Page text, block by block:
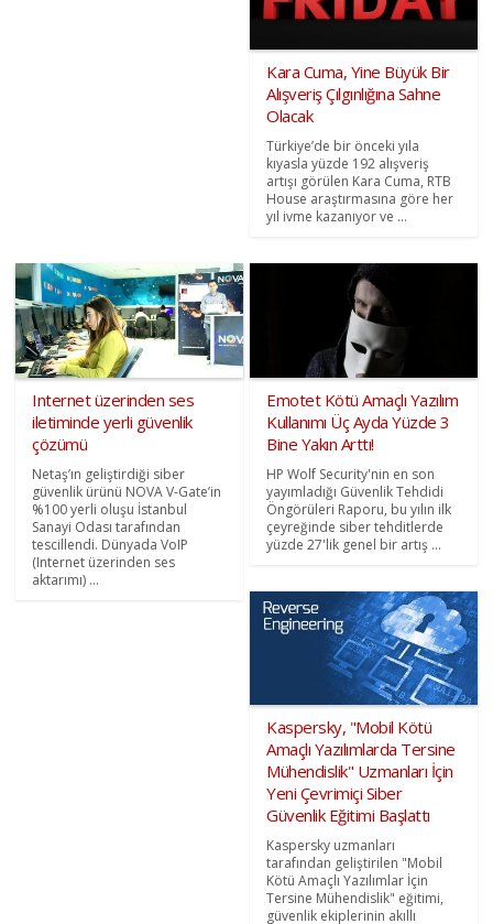
Kara Cuma, Yine Büyük Bir
Alışveriş Çılgınlığına Sahne
Olacak
Türkiye’de bir önceki yıla
kıyasla yüzde 192 alışveriş
artışı görülen Kara Cuma, RTB
House araştırmasına göre her
yıl ivme kazanıyor ve ...
Internet üzerinden ses
iletiminde yerli güvenlik
çözümü
Netaş’ın geliştirdiği siber
güvenlik ürünü NOVA V-Gate’in
%100 yerli oluşu İstanbul
Sanayi Odası tarafından
tescillendi. Dünyada VoIP
(Internet üzerinden ses
aktarımı) ...
Emotet Kötü Amaçlı Yazılım
Kullanımı Üç Ayda Yüzde 3
Bine Yakın Arttı!
HP Wolf Security'nin en son
yayımladığı Güvenlik Tehdidi
Öngörüleri Raporu, bu yılın ilk
çeyreğinde siber tehditlerde
yüzde 27'lik genel bir artış ...
Kaspersky, "Mobil Kötü
Amaçlı Yazılımlarda Tersine
Mühendislik" Uzmanları İçin
Yeni Çevrimiçi Siber
Güvenlik Eğitimi Başlattı
Kaspersky uzmanları
tarafından geliştirilen "Mobil
Kötü Amaçlı Yazılımlar İçin
Tersine Mühendislik" eğitimi,
güvenlik ekiplerinin akıllı